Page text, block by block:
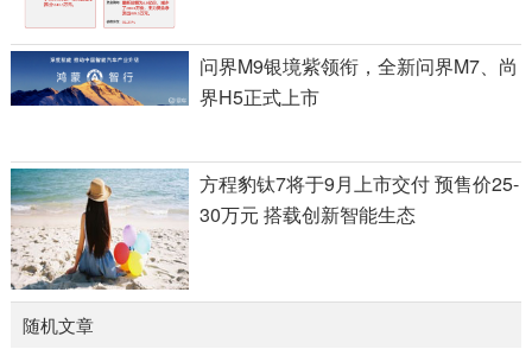
问界M9银境紫领衔，全新问界M7、尚
界H5正式上市
方程豹钛7将于9月上市交付 预售价25-
30万元 搭载创新智能生态
随机文章